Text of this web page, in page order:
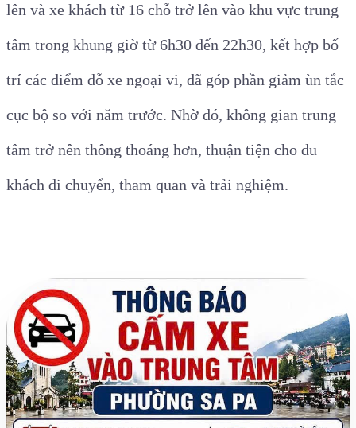
lên và xe khách từ 16 chỗ trở lên vào khu vực trung
tâm trong khung giờ từ 6h30 đến 22h30, kết hợp bố
trí các điểm đỗ xe ngoại vi, đã góp phần giảm ùn tắc
cục bộ so với năm trước. Nhờ đó, không gian trung
tâm trở nên thông thoáng hơn, thuận tiện cho du
khách di chuyển, tham quan và trải nghiệm.